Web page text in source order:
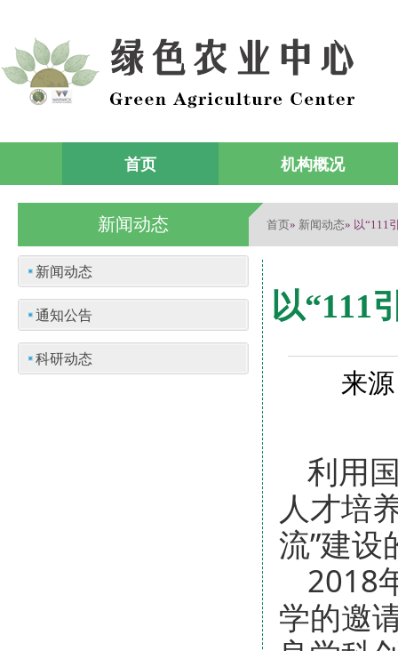
首页 机构概况
新闻动态 首页» 新闻动态» 以“111
新闻动态
通知公告
科研动态
以“111
来
利用
人才培
流”建设
2018
学的邀